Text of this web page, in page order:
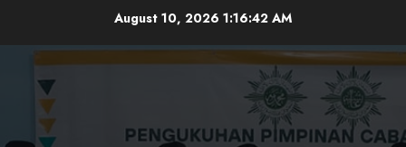
content
August 10, 2026 1:16:43 AM